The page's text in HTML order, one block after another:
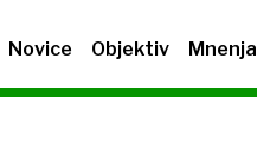
Novice Objektiv Mnenja